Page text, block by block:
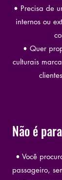
• Precisa de
internos ou
• Quer
culturais
Não é
• Você
passageiro,